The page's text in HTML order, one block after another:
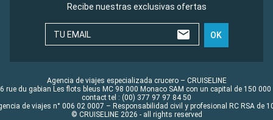
Recibe nuestras exclusivas ofertas
TU EMAIL OK
Agencia de viajes especializada crucero – CRUISELINE
rue du gabian Les flots bleus MC 98 000 Monaco SAM con un capital de 150 000
contact tel : (00) 377 97 97 84 50
de viajes n° 006 02 0007 – Responsabilidad civil y profesional RC RSA de
© CRUISELINE 2026 - all rights reserved